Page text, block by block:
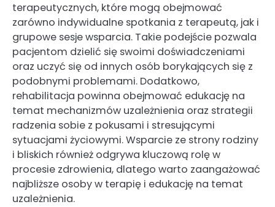
terapeutycznych, które mogą obejmować
zarówno indywidualne spotkania z terapeutą, jak i
grupowe sesje wsparcia. Takie podejście pozwala
pacjentom dzielić się swoimi doświadczeniami
oraz uczyć się od innych osób borykających się z
podobnymi problemami. Dodatkowo,
rehabilitacja powinna obejmować edukację na
temat mechanizmów uzależnienia oraz strategii
radzenia sobie z pokusami i stresującymi
sytuacjami życiowymi. Wsparcie ze strony rodziny
i bliskich również odgrywa kluczową rolę w
procesie zdrowienia, dlatego warto zaangażować
najbliższe osoby w terapię i edukację na temat
uzależnienia.